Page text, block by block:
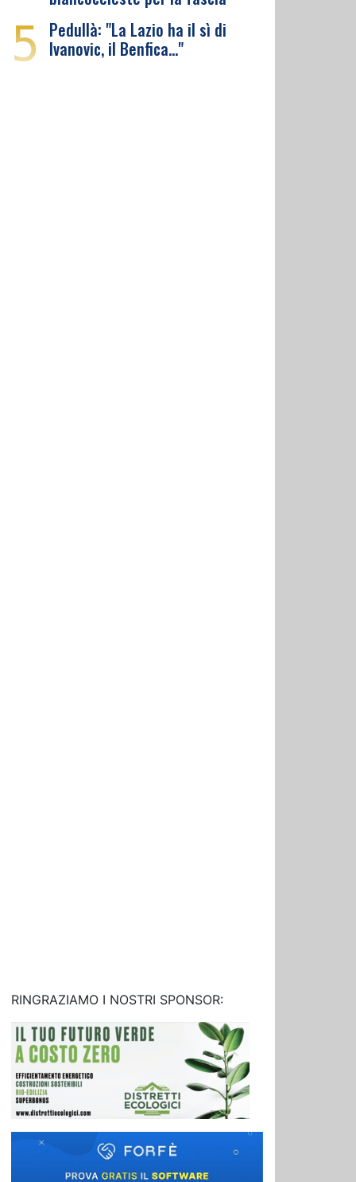
5 Pedullà: "La Lazio ha il sì di
Ivanovic, il Benfica…"
RINGRAZIAMO I NOSTRI SPONSOR: